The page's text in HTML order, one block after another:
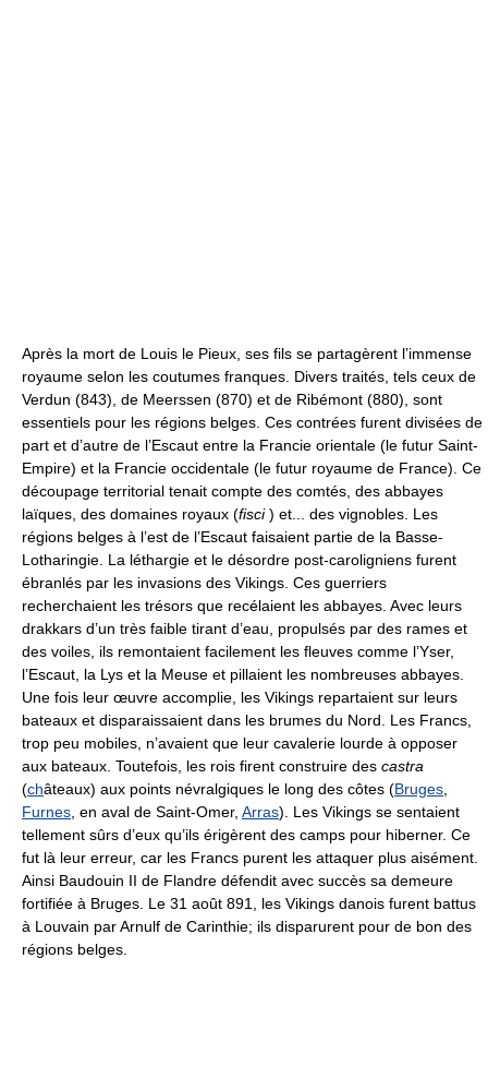
Après la mort de Louis le Pieux, ses fils se partagèrent l’immense
royaume selon les coutumes franques. Divers traités, tels ceux de
Verdun (843), de Meerssen (870) et de Ribémont (880), sont
essentiels pour les régions belges. Ces contrées furent divisées de
part et d’autre de l’Escaut entre la Francie orientale (le futur Saint-
Empire) et la Francie occidentale (le futur royaume de France). Ce
découpage territorial tenait compte des comtés, des abbayes
laïques, des domaines royaux (fisci) et... des vignobles. Les
régions belges à l’est de l’Escaut faisaient partie de la Basse-
Lotharingie. La léthargie et le désordre post-caroligniens furent
ébranlés par les invasions des Vikings. Ces guerriers
recherchaient les trésors que recélaient les abbayes. Avec leurs
drakkars d’un très faible tirant d’eau, propulsés par des rames et
des voiles, ils remontaient facilement les fleuves comme l’Yser,
l’Escaut, la Lys et la Meuse et pillaient les nombreuses abbayes.
Une fois leur œuvre accomplie, les Vikings repartaient sur leurs
bateaux et disparaissaient dans les brumes du Nord. Les Francs,
trop peu mobiles, n’avaient que leur cavalerie lourde à opposer
aux bateaux. Toutefois, les rois firent construire des castra
(châteaux) aux points névralgiques le long des côtes (Bruges
Furnes , en aval de Saint-Omer, Arras). Les Vikings se sentaient
tellement sûrs d’eux qu’ils érigèrent des camps pour hiberner. Ce
fut là leur erreur, car les Francs purent les attaquer plus aisément.
Ainsi Baudouin II de Flandre défendit avec succès sa demeure
fortifiée à Bruges. Le 31 août 891, les Vikings danois furent battus
à Louvain par Arnulf de Carinthie; ils disparurent pour de bon des
régions belges.